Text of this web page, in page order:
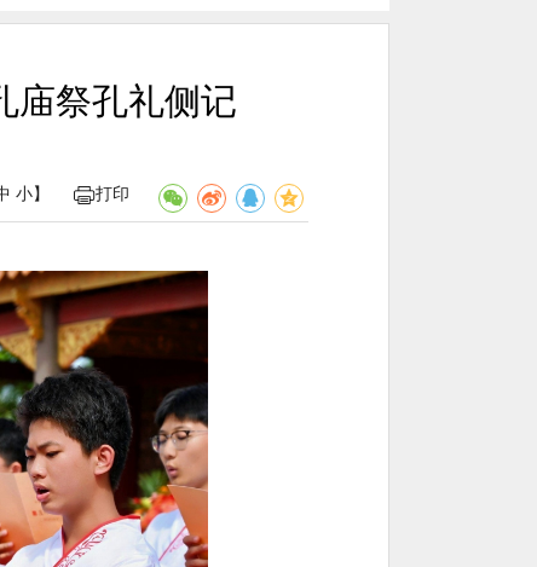
祭孔礼侧记
小】 打印